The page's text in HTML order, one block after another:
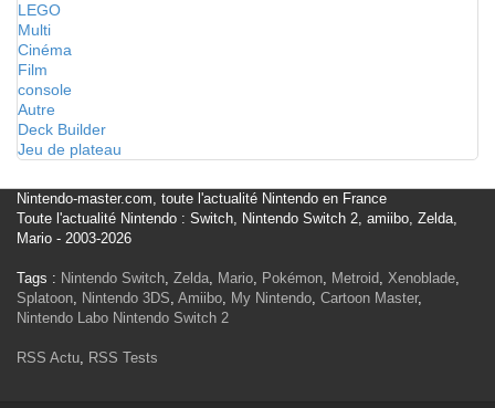
LEGO
Multi
Cinéma
Film
console
Autre
Deck Builder
Jeu de plateau
Nintendo-master.com, toute l'actualité Nintendo en France
Toute l'actualité Nintendo : Switch, Nintendo Switch 2, amiibo, Zelda,
Mario - 2003-2026
Tags : Nintendo Switch, Zelda, Mario, Pokémon, Metroid, Xenoblade,
Splatoon, Nintendo 3DS, Amiibo, My Nintendo, Cartoon Master,
Nintendo Labo Nintendo Switch 2
RSS Actu, RSS Tests